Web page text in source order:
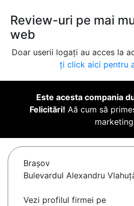
Review-uri pe mai
web
Doar userii logați au acces la
ți click aici pentru
Este acesta compania
Felicitări! Aă cum să
marketing
Braşov
Bulevardul Alexandru
Vezi profilul firmei pe